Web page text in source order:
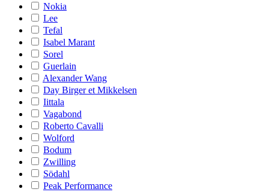
Nokia
Lee
Tefal
Isabel Marant
Sorel
Guerlain
Alexander Wang
Day Birger et Mikkelsen
Iittala
Vagabond
Roberto Cavalli
Wolford
Bodum
Zwilling
Södahl
Peak Performance